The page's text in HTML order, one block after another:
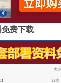
费下载